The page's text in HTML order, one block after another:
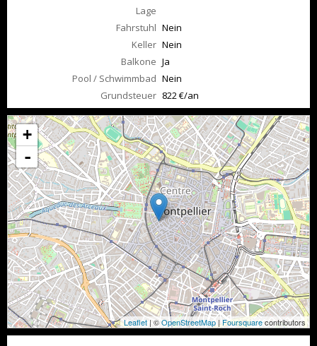
Lage
Fahrstuhl Nein
Keller Nein
Balkone Ja
Pool / Schwimmbad Nein
Grundsteuer 822 €/an
+
-
Leaflet | ©OpenStreetMap |Foursquarecontributors